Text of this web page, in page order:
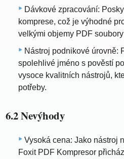
Dávkové zpracování:
komprese, což je výhodné
velkými objemy PDF
Nástroj podnikové úrovně:
spolehlivé jméno s pověstí
vysoce kvalitních nástrojů,
potřeby.
6.2 Nevýhody
Vysoká cena: Jako nástroj
Foxit PDF Kompresor